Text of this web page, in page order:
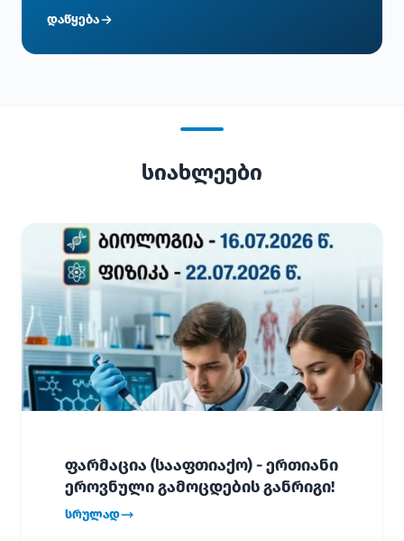
დაწყება
სიახლეები
ფარმაცია (სააფთიაქო) - ერთიანი
ეროვნული გამოცდების განრიგი!
სრულად